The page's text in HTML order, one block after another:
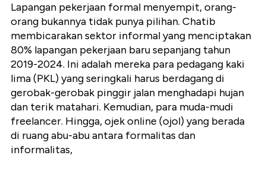
Lapangan pekerjaan formal menyempit, orang-
orang bukannya tidak punya pilihan. Chatib
membicarakan sektor informal yang menciptakan
80% lapangan pekerjaan baru sepanjang tahun
2019-2024. Ini adalah mereka para pedagang kaki
lima (PKL) yang seringkali harus berdagang di
gerobak-gerobak pinggir jalan menghadapi hujan
dan terik matahari. Kemudian, para muda-mudi
freelancer. Hingga, ojek online (ojol) yang berada
di ruang abu-abu antara formalitas dan
informalitas,